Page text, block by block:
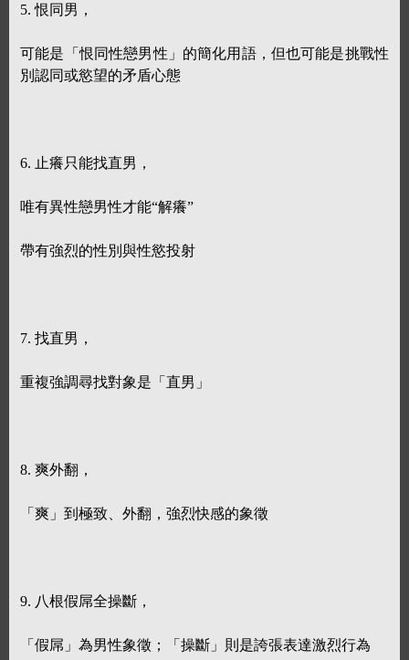
5. 恨同男，
可能是「恨同性戀男性」的簡化用語，但也可能是挑戰性
別認同或慾望的矛盾心態
6. 止癢只能找直男，
唯有異性戀男性才能“解癢”
帶有強烈的性別與性慾投射
7. 找直男，
重複強調尋找對象是「直男」
8. 爽外翻，
「爽」到極致、外翻，強烈快感的象徵
9. 八根假屌全操斷，
「假屌」為男性象徵；「操斷」則是誇張表達激烈行為